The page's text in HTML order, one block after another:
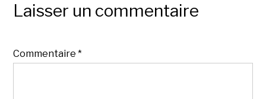
Laisser un commentaire
Commentaire*